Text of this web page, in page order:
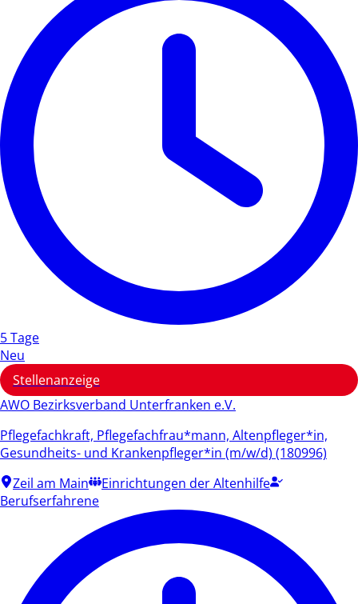
5 Tage
Neu
Stellenanzeige
AWO Bezirksverband Unterfranken e.V.
Pflegefachkraft, Pflegefachfrau*mann, Altenpfleger*in,
Gesundheits- und Krankenpfleger*in (m/w/d) (180996)
Zeil am Main
Einrichtungen der Altenhilfe
Berufserfahrene